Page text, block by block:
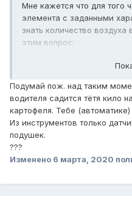
Мне кажется что для того
элемента с заданными
знать количество
этим вопрос:
контурами по закону
Подумай пож. над таким
водителя садится тётя кило
картофеля. Тебе
Из инструментов только
подушек.
???
Изменено 6 марта, 2020